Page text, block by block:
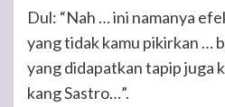
Dul: “Nah … ini namanya
yang tidak kamu pikirkan …
yang didapatkan tapip juga
kang Sastro…”.